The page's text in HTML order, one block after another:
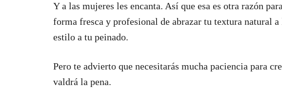
Y a las mujeres les encanta. Así que esa es otra razón
forma fresca y profesional de abrazar tu textura natural a
estilo a tu peinado.
Pero te advierto que necesitarás mucha paciencia para
valdrá la pena.